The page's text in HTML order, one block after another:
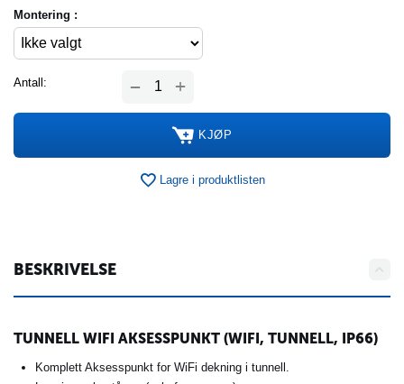
Montering :
Antall: +
−
KJØP
Lagre i produktlisten
BESKRIVELSE
TUNNELL WIFI AKSESSPUNKT (WIFI, TUNNELL, IP66)
Komplett Aksesspunkt for WiFi dekning i tunnell.